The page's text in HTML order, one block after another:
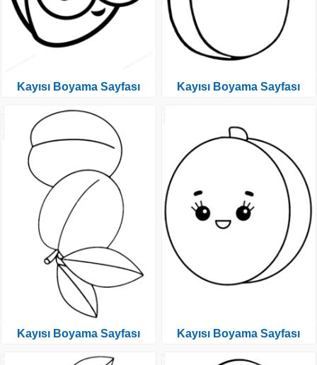
Kayısı Boyama Sayfası
Kayısı Boyama Sayfası
Kayısı Boyama Sayfası
Kayısı Boyama Sayfası